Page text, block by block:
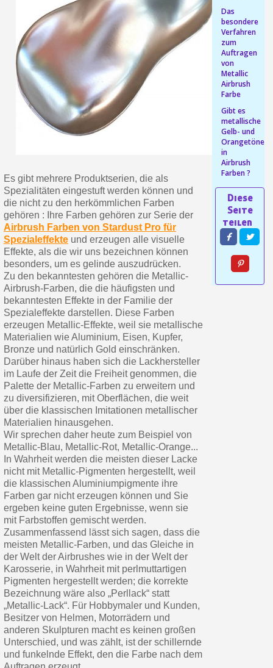
Ihr Online-Angebot
Teilen Sie Ihre Kreationen und
Sammeln Sie mit
Rücksendung von
Rabatt von 5€ auf
10€ Einkaufsgutschein
10€ Einkaufsgutschein
Zahlung in 4x gebührenfrei
Teilen Sie Ihre Kreationen
Rücksendung von
10€ Einkaufsgutschein
Zahlung in 4x gebührenfrei
Teilen Sie Ihre Kreationen
Sammeln Sie mit jeder
Rücksendung von
10€ Einkaufsgutschein
Es gibt mehrere Produktserien, die als
Spezialitäten eingestuft werden können und
die nicht zu den herkömmlichen Farben
gehören : Ihre Farben gehören zur Serie der
Airbrush Farben von Stardust Pro für
Spezialeffekteund erzeugen alle visuelle
Effekte, als die wir uns bezeichnen können
besonders, um es gelinde auszudrücken.
Zu den bekanntesten gehören die Metallic-
Airbrush-Farben, die die häufigsten und
bekanntesten Effekte in der Familie der
Spezialeffekte darstellen. Diese Farben
erzeugen Metallic-Effekte, weil sie metallische
Materialien wie Aluminium, Eisen, Kupfer,
Bronze und natürlich Gold einschränken.
Darüber hinaus haben sich die Lackhersteller
im Laufe der Zeit die Freiheit genommen, die
Palette der Metallic-Farben zu erweitern und
zu diversifizieren, mit Oberflächen, die weit
über die klassischen Imitationen metallischer
Materialien hinausgehen.
Wir sprechen daher heute zum Beispiel von
Metallic-Blau, Metallic-Rot, Metallic-Orange...
In Wahrheit werden die meisten dieser Lacke
nicht mit Metallic-Pigmenten hergestellt, weil
die klassischen Aluminiumpigmente ihre
Farben gar nicht erzeugen können und Sie
ergeben keine guten Ergebnisse, wenn sie
mit Farbstoffen gemischt werden.
Zusammenfassend lässt sich sagen, dass die
meisten Metallic-Farben, und das Gleiche in
der Welt der Airbrushes wie in der Welt der
Karosserie, in Wahrheit mit perlmuttartigen
Pigmenten hergestellt werden; die korrekte
Bezeichnung wäre also „Perllack“ statt
„Metallic-Lack“. Für Hobbymaler und Kunden,
Besitzer von Helmen, Motorrädern und
anderen Skulpturen macht es keinen großen
Unterschied, und was zählt, ist der schillernde
und funkelnde Effekt, den die Farbe nach dem
Das
besondere
Verfahren
zum
Auftragen
von
Metallic
Airbrush
Farbe
Gibt es
metallische
Gelb- und
Orangetöne
in
Airbrush
Farben ?